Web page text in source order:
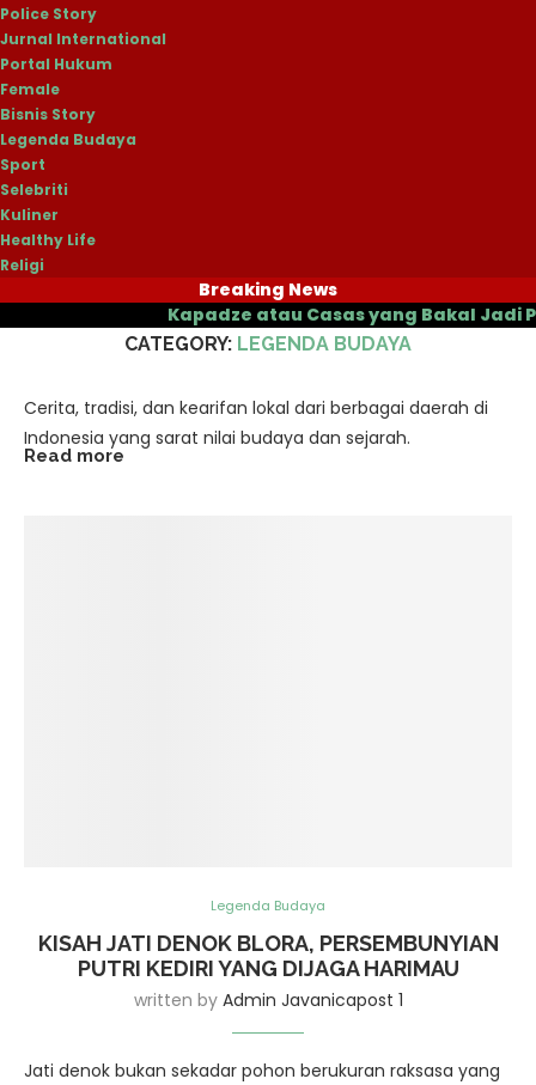
Police Story
Jurnal International
Portal Hukum
Female
Bisnis Story
Legenda Budaya
Sport
Selebriti
Kuliner
Healthy Life
Religi
Breaking News
Kapadze atau Casas yang Bakal Jadi Pelatih
Beranda»Legenda Budaya
CATEGORY: LEGENDA BUDAYA
Cerita, tradisi, dan kearifan lokal dari berbagai daerah di
Indonesia yang sarat nilai budaya dan sejarah.
Read more
Legenda Budaya
KISAH JATI DENOK BLORA, PERSEMBUNYIAN
PUTRI KEDIRI YANG DIJAGA HARIMAU
written by Admin Javanicapost 1
Jati denok bukan sekadar pohon berukuran raksasa yang